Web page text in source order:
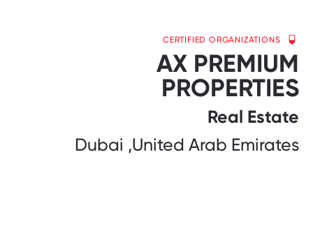
CERTIFIED ORGANIZATIONS
AX PREMIUM
PROPERTIES
Real Estate
Dubai ,United Arab Emirates